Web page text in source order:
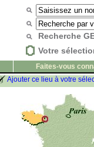
Recherche
Votre
Faites-vous
Ajouter ce lieu à votre